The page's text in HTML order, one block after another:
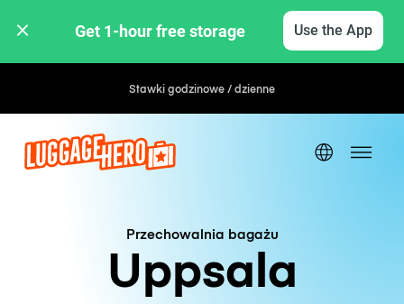
Get 1-hour free storage Use the App
Stawki godzinowe / dzienne
Przechowalnia bagażu
Uppsala